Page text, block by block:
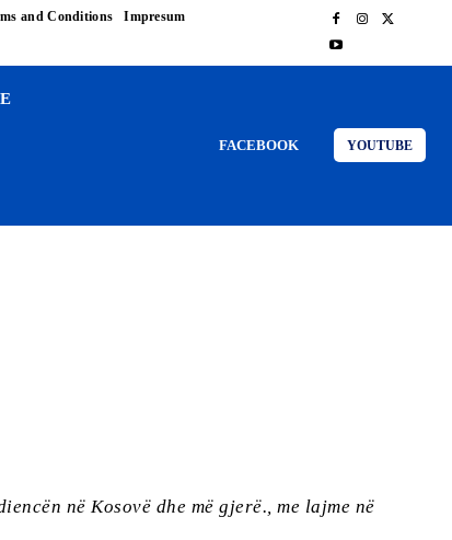
and Conditions Impresum
FACEBOOK YOUTUBE
në Kosovë dhe më gjerë., me lajme në